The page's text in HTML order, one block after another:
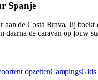
Spanje
aan de Costa Brava. Jij boekt
daarna de caravan op jouw
opzettenCampingsGids